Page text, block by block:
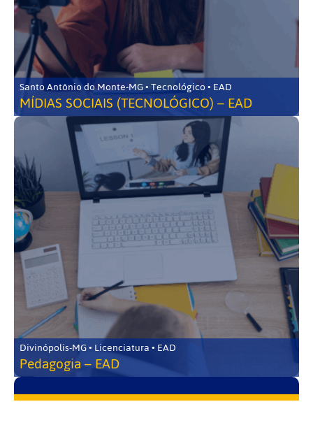
Santo Antônio do Monte-MG • Tecnológico • EAD
MÍDIAS SOCIAIS (TECNOLÓGICO) – EAD
Divinópolis-MG • Licenciatura • EAD
Pedagogia – EAD